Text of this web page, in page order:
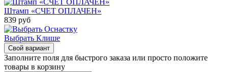
Штамп «СЧЕТ ОПЛАЧЕН»
839 руб
Выбрать Клише
Свой вариант
Заполните поля для быстрого заказа или просто положите
товары в корзину